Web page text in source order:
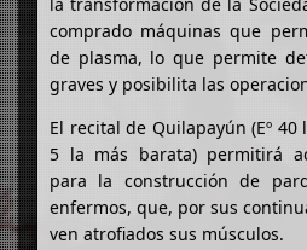
comprado máquinas que
de plasma, lo que permite
graves y posibilita las
El recital de Quilapayún (Eº 40
5 la más barata) permitirá
para la construcción de
enfermos, que, por sus
ven atrofiados sus músculos.